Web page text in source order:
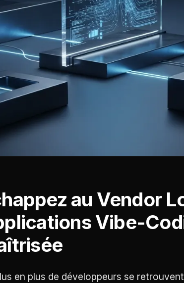
au Vendor
Vibe-
en plus de développeurs se